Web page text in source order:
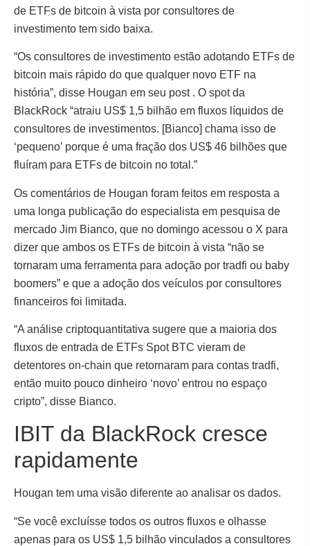
de ETFs de bitcoin à vista por consultores de
investimento tem sido baixa.
“Os consultores de investimento estão adotando ETFs de
bitcoin mais rápido do que qualquer novo ETF na
história”, disse Hougan em seu post . O spot da
BlackRock “atraiu US$ 1,5 bilhão em fluxos líquidos de
consultores de investimentos. [Bianco] chama isso de
‘pequeno’ porque é uma fração dos US$ 46 bilhões que
fluíram para ETFs de bitcoin no total.”
Os comentários de Hougan foram feitos em resposta a
uma longa publicação do especialista em pesquisa de
mercado Jim Bianco, que no domingo acessou o X para
dizer que ambos os ETFs de bitcoin à vista “não se
tornaram uma ferramenta para adoção por tradfi ou baby
boomers” e que a adoção dos veículos por consultores
financeiros foi limitada.
“A análise criptoquantitativa sugere que a maioria dos
fluxos de entrada de ETFs Spot BTC vieram de
detentores on-chain que retornaram para contas tradfi,
então muito pouco dinheiro ‘novo’ entrou no espaço
cripto”, disse Bianco.
IBIT da BlackRock cresce
rapidamente
Hougan tem uma visão diferente ao analisar os dados.
“Se você excluísse todos os outros fluxos e olhasse
apenas para os US$ 1,5 bilhão vinculados a consultores